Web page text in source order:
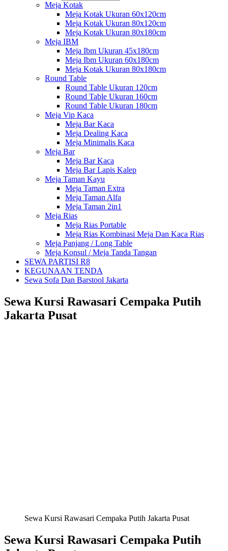
Meja Kotak
Meja Kotak Ukuran 60x120cm
Meja Kotak Ukuran 80x120cm
Meja Kotak Ukuran 80x180cm
Meja IBM
Meja Ibm Ukuran 45x180cm
Meja Ibm Ukuran 60x180cm
Meja Kotak Ukuran 80x180cm
Round Table
Round Table Ukuran 120cm
Round Table Ukuran 160cm
Round Table Ukuran 180cm
Meja Vip Kaca
Meja Bar Kaca
Meja Dealing Kaca
Meja Minimalis Kaca
Meja Bar
Meja Bar Kaca
Meja Bar Lapis Kalep
Meja Taman Kayu
Meja Taman Extra
Meja Taman Alfa
Meja Taman 2in1
Meja Rias
Meja Rias Portable
Meja Rias Kombinasi Meja Dan Kaca Rias
Meja Panjang / Long Table
Meja Konsul / Meja Tanda Tangan
SEWA PARTISI R8
KEGUNAAN TENDA
Sewa Sofa Dan Barstool Jakarta
Sewa Kursi Rawasari Cempaka Putih
Jakarta Pusat
Sewa Kursi Rawasari Cempaka Putih Jakarta Pusat
Sewa Kursi Rawasari Cempaka Putih